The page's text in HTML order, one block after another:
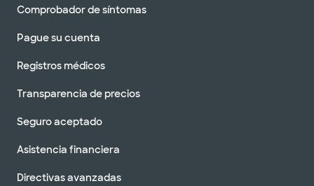
Comprobador de síntomas
Pague su cuenta
Registros médicos
Transparencia de precios
Seguro aceptado
Asistencia financiera
Directivas avanzadas